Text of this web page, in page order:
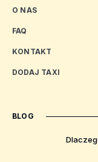
O NAS
FAQ
KONTAKT
DODAJ TAXI
BLOG